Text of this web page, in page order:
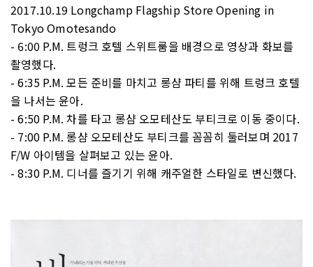
2017.10.19 Longchamp Flagship Store Opening in
Tokyo Omotesando
- 6:00 P.M. 트렁크 호텔 스위트룸을 배경으로 영상과 화보를
촬영했다.
- 6:35 P.M. 모든 준비를 마치고 롱샴 파티를 위해 트렁크 호텔
을 나서는 윤아.
- 6:50 P.M. 차를 타고 롱샴 오모테산도 부티크로 이동 중이다.
- 7:00 P.M. 롱샴 오모테산도 부티크를 꼼꼼히 둘러보며 2017
F/W 아이템을 살펴보고 있는 윤아.
- 8:30 P.M. 디너를 즐기기 위해 캐주얼한 스타일로 변신했다.